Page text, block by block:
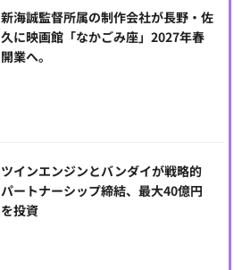
新海誠監督所属の制作会社が長野・佐
久に映画館「なかごみ座」2027年春
開業へ。
ツインエンジンとバンダイが戦略的
パートナーシップ締結、最大40億円
を投資